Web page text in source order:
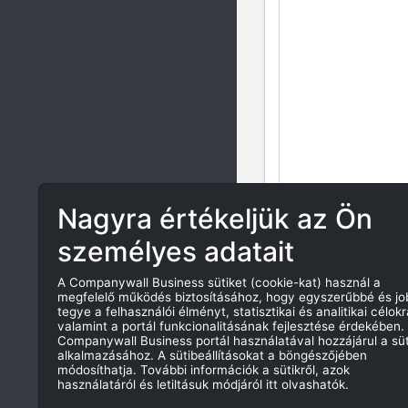
Nagyra értékeljük az Ön
személyes adatait
A Companywall Business sütiket (cookie-kat) használ a
megfelelő működés biztosításához, hogy egyszerűbbé és
tegye a felhasználói élményt, statisztikai és analitikai
valamint a portál funkcionalitásának fejlesztése érdekében.
Companywall Business portál használatával hozzájárul a
alkalmazásához. A sütibeállításokat a böngészőjében
módosíthatja. További információk a sütikről, azok
használatáról és letiltásuk módjáról itt olvashatók.